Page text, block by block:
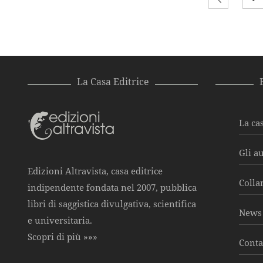
La Casa Editrice
Edizioni Altravista, casa editrice
indipendente fondata nel 2007, pubblica
libri di saggistica divulgativa, scientifica
e universitaria.
Scopri di più »»»
La
Gli